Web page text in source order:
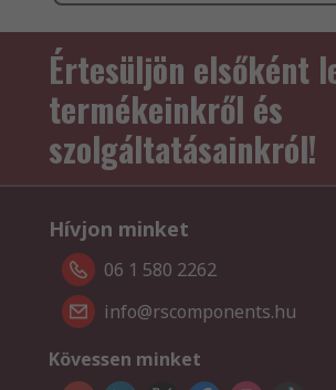
Értesüljön elsőként
termékeinkről és
szolgáltatásainkról!
Hívjon minket
06 1 580 2262
info@rscomponents.hu
Kövessen minket